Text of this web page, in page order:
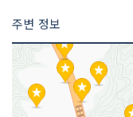
행사 프로그램
주변 정보